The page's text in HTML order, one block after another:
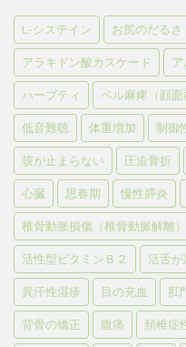
L-システイン お尻のだるさ
アラキドン酸カスケード
ハーブティ ベル麻痺（顔面
低音難聴 体重増加 制御
咳が止まらない 圧迫骨折
心臓 思春期 慢性膵炎
椎骨動脈損傷（椎骨動脈解離）
活性型ビタミンＢ２ 活舌が
異汗性湿疹 目の充血 肛
背骨の矯正 腹痛 頚椎症